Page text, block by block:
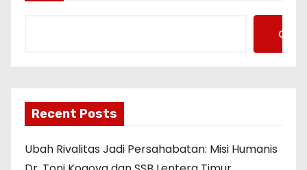
Cari
Recent Posts
Ubah Rivalitas Jadi Persahabatan: Misi Humanis